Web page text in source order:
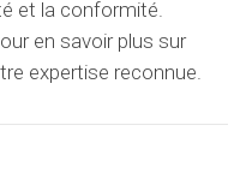
et la conformité.
en savoir plus sur
expertise reconnue.